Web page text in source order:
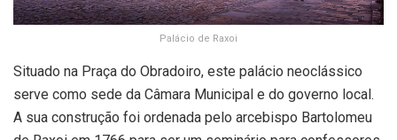
Palácio de Raxoi
Situado na Praça do Obradoiro, este palácio neoclássico
serve como sede da Câmara Municipal e do governo local.
A sua construção foi ordenada pelo arcebispo Bartolomeu